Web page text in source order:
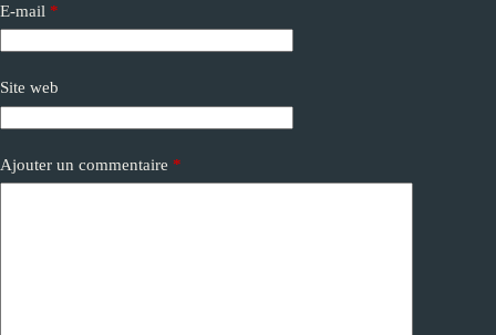
E-mail *
Site web
Ajouter un commentaire *
t
i
v
: